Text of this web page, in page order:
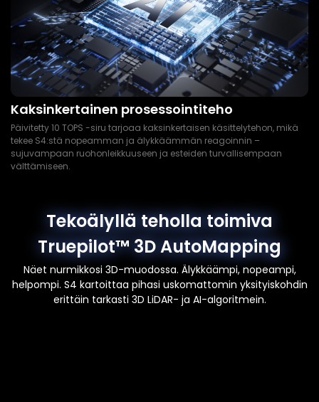
Kaksinkertainen prosessointiteho
Päivitetty 10 TOPS -siru tarjoaa kaksinkertaisen käsittelytehon, mikä
tekee S4:stä nopeamman ja älykkäämmän reagoinnin –
sujuvampaan ruohonleikkuuseen ja esteiden turvallisempaan
välttämiseen.
Tekoälyllä teholla toimiva
Truepilot™ 3D AutoMapping
Näet nurmikkosi 3D-muodossa. Älykkäämpi, nopeampi,
helpompi. S4 kartoittaa pihasi uskomattomin yksityiskohdin
erittäin tarkasti 3D LiDAR- ja AI-algoritmein.